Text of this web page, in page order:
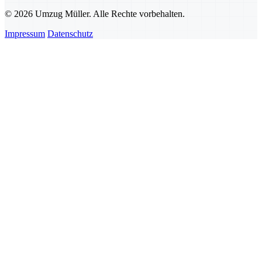
© 2026 Umzug Müller. Alle Rechte vorbehalten.
Impressum Datenschutz